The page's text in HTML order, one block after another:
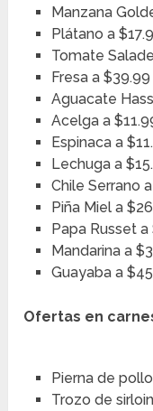
Manzana
Plátano a
Tomate
Fresa a
Aguacate
Acelga a
Espinaca a
Lechuga a
Chile Serrano
Piña Miel a
Papa Russet
Mandarina a
Guayaba a
Ofertas en
Pierna de
Trozo de